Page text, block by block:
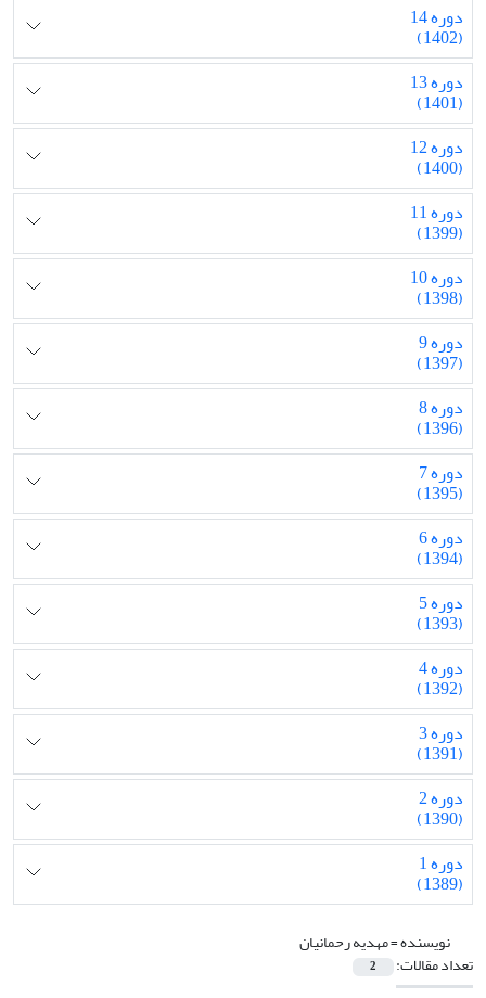
دوره 14
(1402)
دوره 13
(1401)
دوره 12
(1400)
دوره 11
(1399)
دوره 10
(1398)
دوره 9
(1397)
دوره 8
(1396)
دوره 7
(1395)
دوره 6
(1394)
دوره 5
(1393)
دوره 4
(1392)
دوره 3
(1391)
دوره 2
(1390)
دوره 1
(1389)
نویسنده =مهدیه رحمانیان
تعداد مقالات: 2